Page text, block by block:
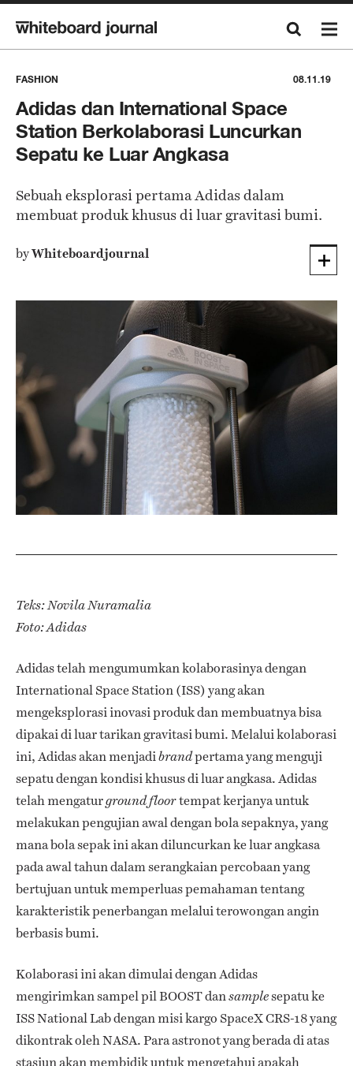
FASHION 08.11.19
Adidas dan International Space
Station Berkolaborasi Luncurkan
Sepatu ke Luar Angkasa
Sebuah eksplorasi pertama Adidas dalam
membuat produk khusus di luar gravitasi bumi.
byWhiteboardjournal
Teks: Novila Nuramalia
Foto: Adidas
Adidas telah mengumumkan kolaborasinya dengan
International Space Station (ISS) yang akan
mengeksplorasi inovasi produk dan membuatnya bisa
dipakai di luar tarikan gravitasi bumi. Melalui kolaborasi
ini, Adidas akan menjadibrandpertama yang menguji
sepatu dengan kondisi khusus di luar angkasa. Adidas
telah mengaturground floortempat kerjanya untuk
melakukan pengujian awal dengan bola sepaknya, yang
mana bola sepak ini akan diluncurkan ke luar angkasa
pada awal tahun dalam serangkaian percobaan yang
bertujuan untuk memperluas pemahaman tentang
karakteristik penerbangan melalui terowongan angin
berbasis bumi.
Kolaborasi ini akan dimulai dengan Adidas
mengirimkan sampel pil BOOST dansamplesepatu ke
ISS National Lab dengan misi kargo SpaceX CRS-18 yang
dikontrak oleh NASA. Para astronot yang berada di atas